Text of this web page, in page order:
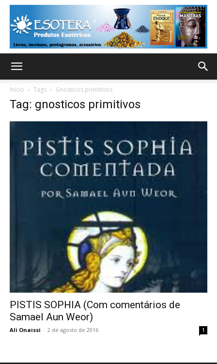
Início Tags Gnosticos primitivos
Tag: gnosticos primitivos
PISTIS SOPHIA (Com comentários de
Samael Aun Weor)
Ali Onaissi - 2 de agosto de 2016 1